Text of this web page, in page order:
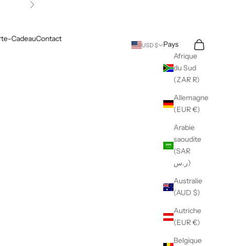
Suivant
CadeauContact
USD $
Pays
Afrique
du Sud
(ZAR R)
Allemagne
(EUR €)
Arabie
saoudite
(SAR
ر.س)
Australie
(AUD $)
Autriche
(EUR €)
Belgique
Recherche
Panier